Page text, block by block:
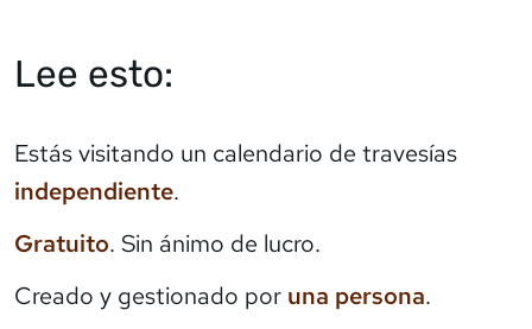
Lee esto:
Estás visitando un calendario de travesías
independiente.
Gratuito. Sin ánimo de lucro.
Creado y gestionado por una persona.